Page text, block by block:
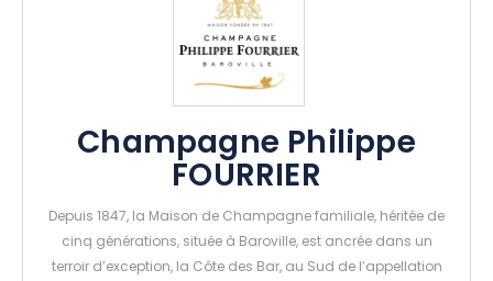
Champagne Philippe
FOURRIER
Depuis 1847, la Maison de Champagne familiale, héritée de
cinq générations, située à Baroville, est ancrée dans un
terroir d’exception, la Côte des Bar, au Sud de l’appellation